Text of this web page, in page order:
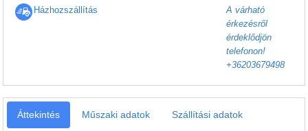
Házhozszállítás
A várható
érkezésről
érdeklődjön
telefonon!
+36203679498
Áttekintés Műszaki adatok Szállítási adatok